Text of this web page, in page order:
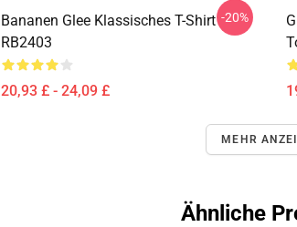
Bananen Glee Klassisches T-Shirt
RB2403
20,93 £ - 24,09 £
-20%
MEHR
Ähnliche